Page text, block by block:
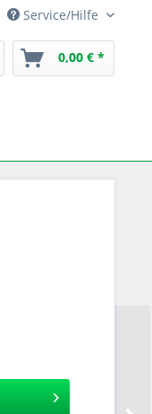
Service/Hilfe
0,00 € *